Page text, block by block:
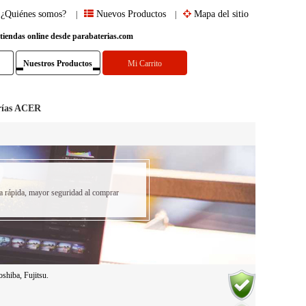
Mapa del sitio
Nuevos Productos
¿Quiénes somos?
online desde parabaterias.com
Nuestros Productos Mi Carrito
ACER
mayor seguridad al comprar
Fujitsu.